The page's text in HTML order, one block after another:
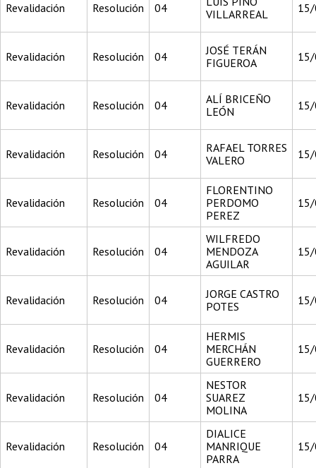
Revalidación Resolución 04
VILLARREAL
Revalidación Resolución 04
JOSÉ TERÁN
FIGUEROA
Revalidación Resolución 04
ALÍ BRICEÑO
LEÓN
Revalidación Resolución 04
RAFAEL TORRES
VALERO
Revalidación Resolución 04
FLORENTINO
PERDOMO
PEREZ
Revalidación Resolución 04
WILFREDO
MENDOZA
AGUILAR
Revalidación Resolución 04
JORGE CASTRO
POTES
Revalidación Resolución 04
HERMIS
MERCHÁN
GUERRERO
Revalidación Resolución 04
NESTOR
SUAREZ
MOLINA
Revalidación Resolución 04
DIALICE
MANRIQUE
PARRA